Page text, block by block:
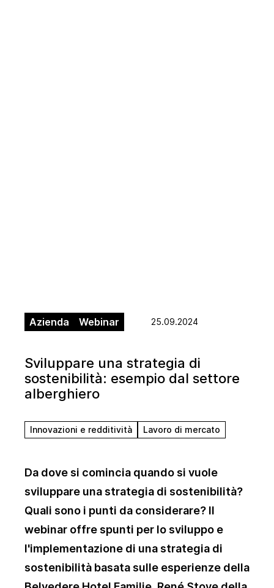
Azienda Webinar 25.09.2024
Sviluppare una strategia di
sostenibilità: esempio dal settore
alberghiero
Innovazioni e redditività Lavoro di mercato
Da dove si comincia quando si vuole
sviluppare una strategia di sostenibilità?
Quali sono i punti da considerare? Il
webinar offre spunti per lo sviluppo e
l'implementazione di una strategia di
sostenibilità basata sulle esperienze della